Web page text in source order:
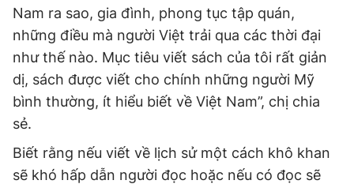
Nam ra sao, gia đình, phong tục tập quán,
những điều mà người Việt trải qua các thời đại
như thế nào. Mục tiêu viết sách của tôi rất giản
dị, sách được viết cho chính những người Mỹ
bình thường, ít hiểu biết về Việt Nam”, chị chia
sẻ.
Biết rằng nếu viết về lịch sử một cách khô khan
sẽ khó hấp dẫn người đọc hoặc nếu có đọc sẽ